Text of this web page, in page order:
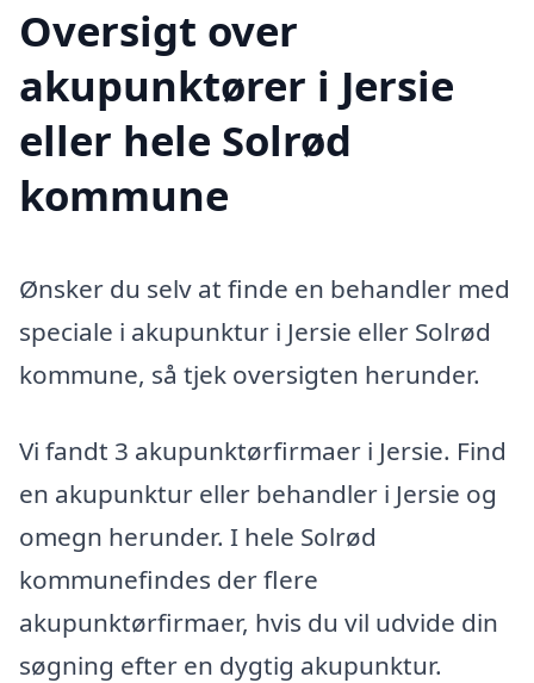
Oversigt over
akupunktører i Jersie
eller hele Solrød
kommune
Ønsker du selv at finde en behandler med
speciale i akupunktur i Jersie eller Solrød
kommune, så tjek oversigten herunder.
Vi fandt 3 akupunktørfirmaer i Jersie. Find
en akupunktur eller behandler i Jersie og
omegn herunder. I hele Solrød
kommunefindes der flere
akupunktørfirmaer, hvis du vil udvide din
søgning efter en dygtig akupunktur.